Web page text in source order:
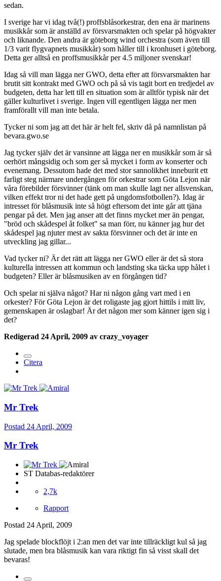
sedan.
I sverige har vi idag två(!) proffsblåsorkestrar, den ena är marinens
musikkår som är anställd av försvarsmakten och spelar på högvakter
och liknande. Den andra är göteborg wind orchestra (som även till
1/3 varit flygvapnets musikkår) som håller till i kronhuset i göteborg.
Detta ger alltså en proffsmusikkår per 4.5 miljoner svenskar!
Idag så vill man lägga ner GWO, detta efter att försvarsmakten har
brutit sitt kontrakt med GWO och på så vis tagit bort en tredjedel av
budgeten, detta har lett till en situation som är alltför typisk när det
gäller kulturlivet i sverige. Ingen vill egentligen lägga ner men
framförallt vill man inte betala.
Tycker ni som jag att det här är helt fel, skriv då på namnlistan på
bevara.gwo.se
Jag tycker själv det är vansinne att lägga ner en musikkår som är så
oerhört mångsidig och som ger så mycket i form av konserter och
evenemang. Dessutom hade det med stor sannolikhet inneburit ett
farligt steg närmare undergången för orkestrar som Göta Lejon när
våra förebilder försvinner (tänk om man skulle lagt ner allsvenskan,
vilken effekt tror ni det hade gett på ungdomsfotbollen?). Idag är
intresset för blåsmusik inte så högt eftersom det inte går att tjäna
pengar på det. Men jag anser att det finns mycket mer än pengar,
"bröd och skådespel åt folket" sa man förr, nu känner jag hur det
skådespel jag njuter mest av sakta försvinner och det är inte en
utveckling jag gillar...
Vad tycker ni? Är det rätt att lägga ner GWO eller är det så stora
kulturella intressen att kommun och landsting ska täcka upp hålet i
budgeten? Eller är blåsmusiken av en förgången tid?
Och spelar ni själva något? Har ni någon gång vart med i en
orkester? För Göta Lejon är det roligaste jag gjort hittils i mitt liv,
gemenskapen är oslagbar! Är det någon mer som känner igen sig i
det?
Redigerad 24 April, 2009 av crazy_voyager
Citera
Mr Trek
Postad 24 April, 2009
Mr Trek
ST Databas-redaktörer
2,7k
Rapport
Postad 24 April, 2009
Jag spelade blockflöjt i 2:an men det var inte tillräckligt kul så jag
slutade, men bra blåsmusik kan vara riktigt fin så visst skall det
bevaras!